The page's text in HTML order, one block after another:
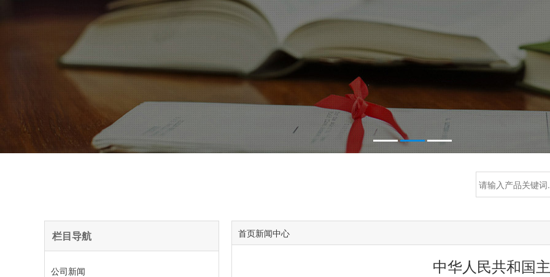
栏目导航
公司新闻
首页新闻中心
中华人民共和国